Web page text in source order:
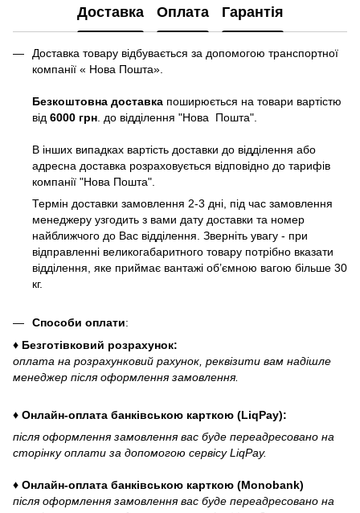
Доставка Оплата Гарантія
Доставка товару відбувається за допомогою транспортної
компанії « Нова Пошта».
Безкоштовна доставка поширюється на товари вартістю
від 6000 грн . до відділення "Нова Пошта".
В інших випадках вартість доставки до відділення або
адресна доставка розраховується відповідно до тарифів
компанії "Нова Пошта".
Термін доставки замовлення 2-3 дні, під час замовлення
менеджеру узгодить з вами дату доставки та номер
найближчого до Вас відділення. Зверніть увагу - при
відправленні великогабаритного товару потрібно вказати
відділення, яке приймає вантажі об’ємною вагою більше 30
кг.
Способи оплати:
♦ Безготівковий розрахунок:
оплата на розрахунковий рахунок, реквізити вам надішле
менеджер після оформлення замовлення.
♦ Онлайн-оплата банківською карткою (LiqPay):
після оформлення замовлення вас буде переадресовано на
сторінку оплати за допомогою сервісу LiqPay.
♦ Онлайн-оплата банківською карткою (Monobank)
після оформлення замовлення вас буде переадресовано на